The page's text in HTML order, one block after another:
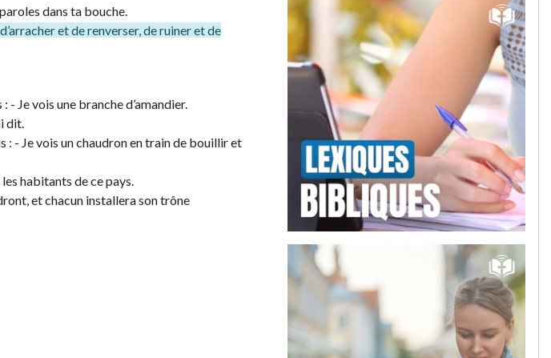
dans ta bouche.
et de renverser, de ruiner et de
- Je vois une branche d’amandier.
dit.
: - Je vois un chaudron en train de bouillir et
habitants de ce pays.
et chacun installera son trône